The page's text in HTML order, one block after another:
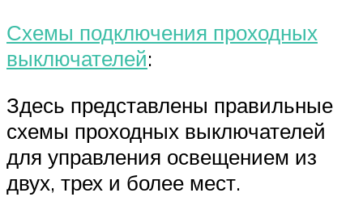
Схемы подключения проходных
выключателей:
Здесь представлены правильные
схемы проходных выключателей
для управления освещением из
двух, трех и более мест.